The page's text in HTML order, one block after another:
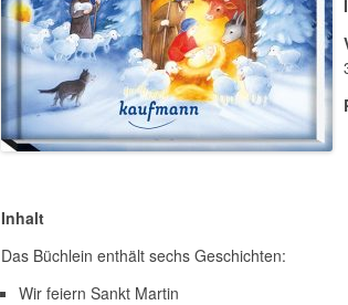
Inhalt
Das Büchlein enthält sechs Geschichten:
Wir feiern Sankt Martin